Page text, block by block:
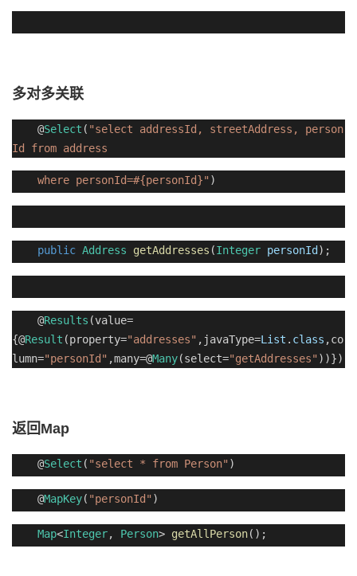
多对多关联
@Select ( "select addressId, streetAddress, person
Id from address
where personId=#{personId}" )
public Address getAddresses (Integer personId );
@Results (value=
{@Result (property="addresses" ,javaType=List . class ,co
lumn="personId" ,many=@Many(select="getAddresses" ))})
返回 Map
@Select ( "select * from Person" )
@MapKey( "personId" )
Map<Integer, Person> getAllPerson();